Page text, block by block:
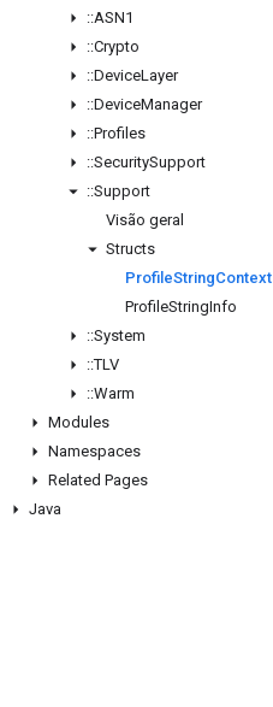
::ASN1
::Crypto
::DeviceLayer
::DeviceManager
::Profiles
::SecuritySupport
::Support
Visão geral
Structs
ProfileStringContext
ProfileStringInfo
::System
::TLV
::Warm
Modules
Namespaces
Related Pages
Java